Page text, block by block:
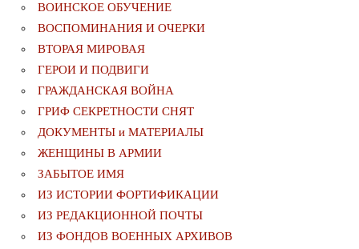
ВОИНСКОЕ ОБУЧЕНИЕ
ВОСПОМИНАНИЯ И ОЧЕРКИ
ВТОРАЯ МИРОВАЯ
ГЕРОИ И ПОДВИГИ
ГРАЖДАНСКАЯ ВОЙНА
ГРИФ СЕКРЕТНОСТИ СНЯТ
ДОКУМЕНТЫ и МАТЕРИАЛЫ
ЖЕНЩИНЫ В АРМИИ
ЗАБЫТОЕ ИМЯ
ИЗ ИСТОРИИ ФОРТИФИКАЦИИ
ИЗ РЕДАКЦИОННОЙ ПОЧТЫ
ИЗ ФОНДОВ ВОЕННЫХ АРХИВОВ